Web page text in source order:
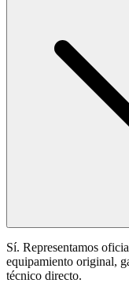
Sí. Representamos
equipamiento original,
técnico directo.